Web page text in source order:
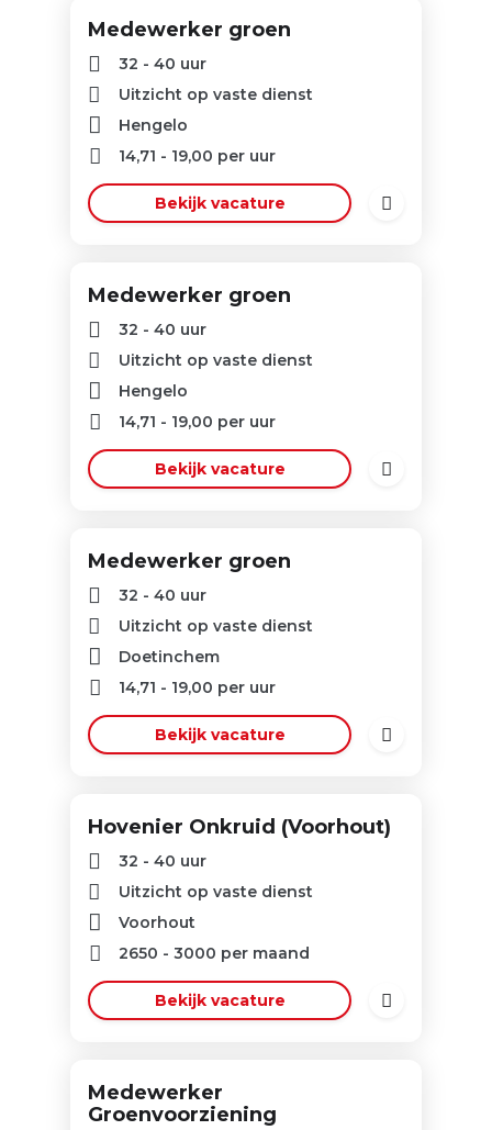
Medewerker groen
32 - 40 uur
Uitzicht op vaste dienst
Hengelo
14,71 - 19,00 per uur
Bekijk vacature
Medewerker groen
32 - 40 uur
Uitzicht op vaste dienst
Hengelo
14,71 - 19,00 per uur
Bekijk vacature
Medewerker groen
32 - 40 uur
Uitzicht op vaste dienst
Doetinchem
14,71 - 19,00 per uur
Bekijk vacature
Hovenier Onkruid (Voorhout)
32 - 40 uur
Uitzicht op vaste dienst
Voorhout
2650 - 3000 per maand
Bekijk vacature
Medewerker
Groenvoorziening